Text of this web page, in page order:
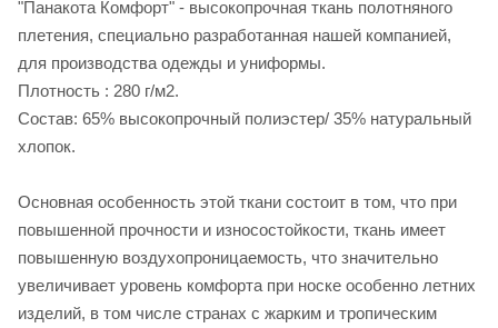
"Панакота Комфорт" - высокопрочная ткань полотняного
плетения, специально разработанная нашей компанией,
для производства одежды и униформы.
Плотность : 280 г/м2.
Состав: 65% высокопрочный полиэстер/ 35% натуральный
хлопок.
Основная особенность этой ткани состоит в том, что при
повышенной прочности и износостойкости, ткань имеет
повышенную воздухопроницаемость, что значительно
увеличивает уровень комфорта при носке особенно летних
изделий, в том числе странах с жарким и тропическим